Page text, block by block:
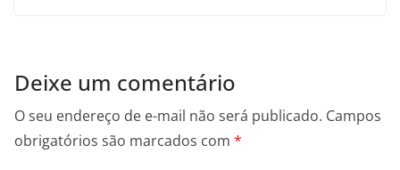
Deixe um comentário
O seu endereço de e-mail não será publicado. Campos
obrigatórios são marcados com *